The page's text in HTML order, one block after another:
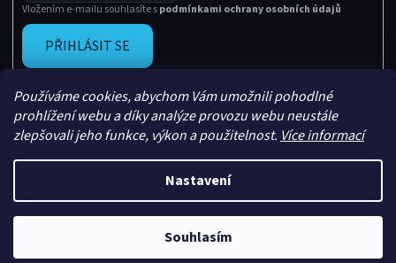
Používáme cookies, abychom Vám umožnili pohodlné
prohlížení webu a díky analýze provozu webu neustále
zlepšovali jeho funkce, výkon a použitelnost. Více informací
Nastavení
Souhlasím
Vložením e-mailu souhlasíte spodmínkami ochrany osobních údajů
PŘIHLÁSIT SE
Vytvořil Shoptet
Copyright 2026Sachasport. Všechna práva vyhrazena.